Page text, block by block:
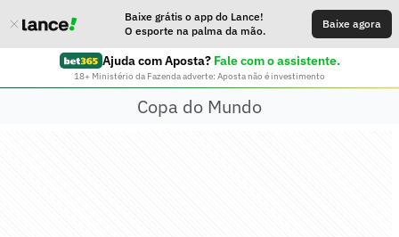
Baixe grátis o app do Lance!
O esporte na palma da mão.
Baixe agora
Ajuda com Aposta? Fale com o assistente.
18+ Ministério da Fazenda adverte: Aposta não é investimento
Copa do Mundo